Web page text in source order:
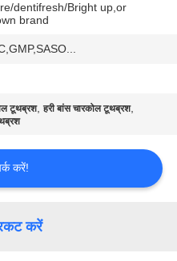
dentifresh/Bright up,or
brand
टूथब्रश,हरी बांस चारकोल टूथब्रश,
करें!
करें